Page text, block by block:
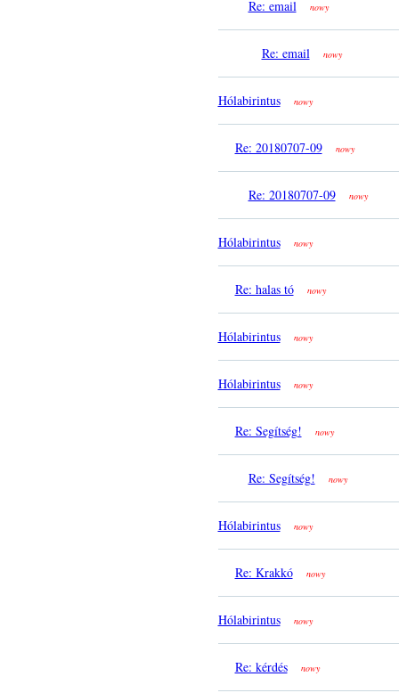
Re: email nowy
Re: email nowy
Hólabirintus nowy
Re: 20180707-09 nowy
Re: 20180707-09 nowy
Hólabirintus nowy
Re: halas tó nowy
Hólabirintus nowy
Hólabirintus nowy
Re: Segítség! nowy
Re: Segítség! nowy
Hólabirintus nowy
Re: Krakkó nowy
Hólabirintus nowy
Re: kérdés nowy